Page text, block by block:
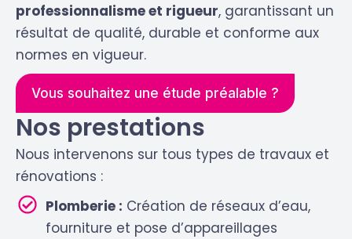
professionnalisme et rigueur, garantissant un
résultat de qualité, durable et conforme aux
normes en vigueur.
Vous souhaitez une étude préalable ?
Nos prestations
Nous intervenons sur tous types de travaux et
rénovations :
Plomberie : Création de réseaux d’eau,
fourniture et pose d’appareillages